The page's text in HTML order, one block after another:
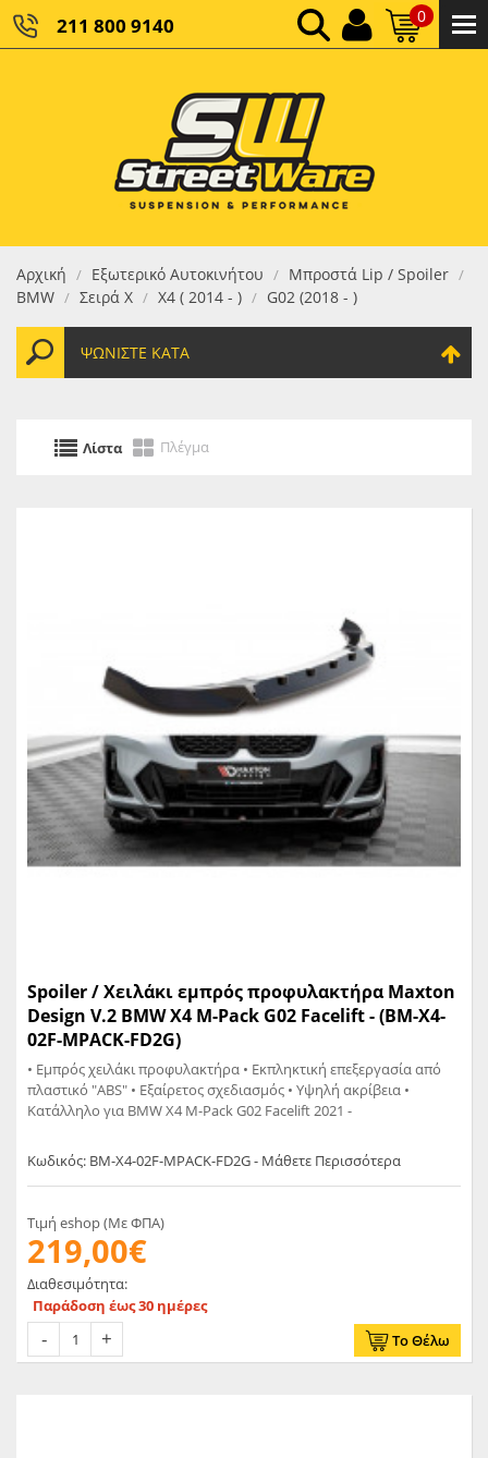
211 800 9140 0
ΚΑΘΑΡΌ ΣΎΝΟΛΟ:
ΤΕΛΙΚΌ ΣΎΝΟΛΟ:0,00 €
Αρχική / Εξωτερικό Αυτοκινήτου / Μπροστά Lip / Spoiler /
BMW / Σειρά X / X4 ( 2014 - ) / G02 (2018 - )
ΨΩΝΊΣΤΕ ΚΑΤΆ
Λίστα Πλέγμα
Spoiler / Χειλάκι εμπρός προφυλακτήρα Maxton
Design V.2 BMW X4 M-Pack G02 Facelift - (BM-X4-
02F-MPACK-FD2G)
• Εμπρός χειλάκι προφυλακτήρα • Εκπληκτική επεξεργασία από
πλαστικό "ABS" • Εξαίρετος σχεδιασμός • Υψηλή ακρίβεια •
Κατάλληλο για BMW X4 M-Pack G02 Facelift 2021 -
Κωδικός: BM-X4-02F-MPACK-FD2G - Μάθετε Περισσότερα
Τιμή eshop (Με ΦΠΑ)
219,00€
Διαθεσιμότητα:
Παράδοση έως 30 ημέρες
Το Θέλω